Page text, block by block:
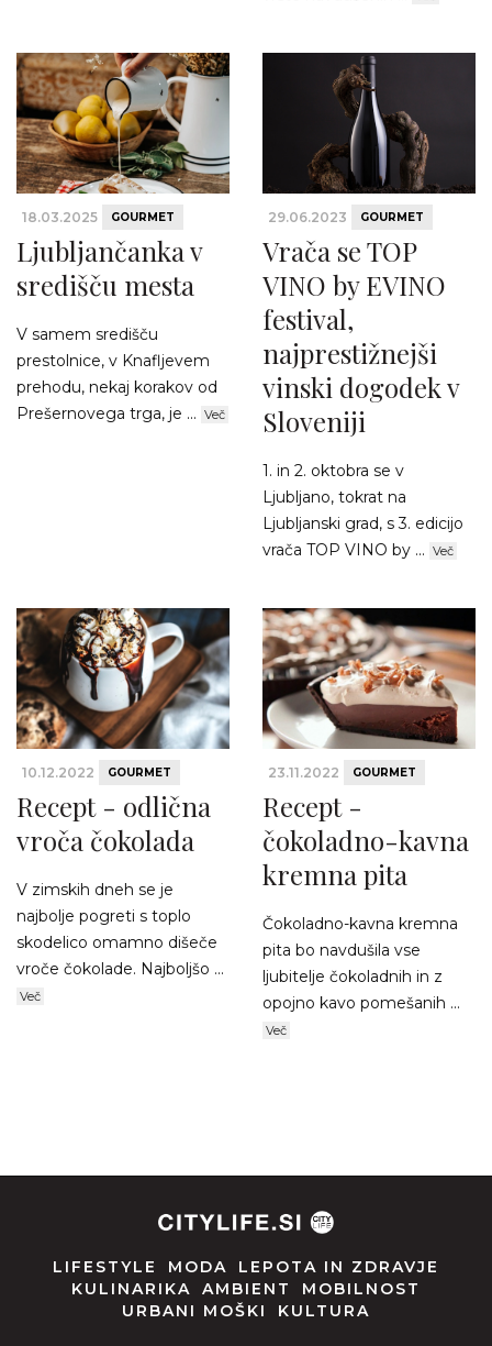
18.03.2025 GOURMET
Ljubljančanka v
središču mesta
V samem središču
prestolnice, v Knafljevem
prehodu, nekaj korakov od
Prešernovega trga, je ... Več
29.06.2023 GOURMET
Vrača se TOP
VINO by EVINO
festival,
najprestižnejši
vinski dogodek v
Sloveniji
1. in 2. oktobra se v
Ljubljano, tokrat na
Ljubljanski grad, s 3. edicijo
vrača TOP VINO by ... Več
10.12.2022 GOURMET
Recept - odlična
vroča čokolada
V zimskih dneh se je
najbolje pogreti s toplo
skodelico omamno dišeče
vroče čokolade. Najboljšo ...
Več
23.11.2022 GOURMET
Recept -
čokoladno-kavna
kremna pita
Čokoladno-kavna kremna
pita bo navdušila vse
ljubitelje čokoladnih in z
opojno kavo pomešanih ...
Več
LIFESTYLE MODA
LEPOTA IN ZDRAVJE
KULINARIKA
AMBIENT
MOBILNOST
URBANI MOŠKI
KULTURA